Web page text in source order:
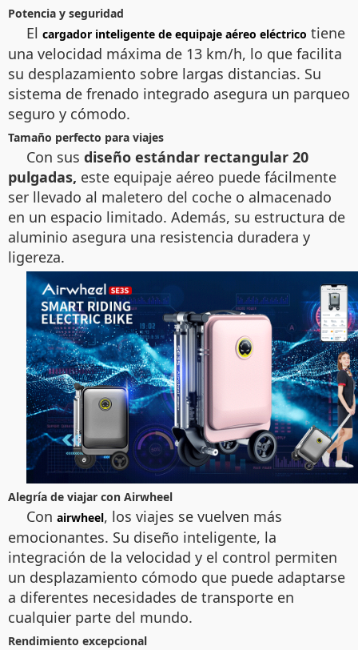
Potencia y seguridad
El cargador inteligente de equipaje aéreo eléctrico tiene
una velocidad máxima de 13 km/h, lo que facilita
su desplazamiento sobre largas distancias. Su
sistema de frenado integrado asegura un parqueo
seguro y cómodo.
Tamaño perfecto para viajes
Con sus diseño estándar rectangular 20
pulgadas, este equipaje aéreo puede fácilmente
ser llevado al maletero del coche o almacenado
en un espacio limitado. Además, su estructura de
aluminio asegura una resistencia duradera y
ligereza.
Alegría de viajar con Airwheel
Con airwheel, los viajes se vuelven más
emocionantes. Su diseño inteligente, la
integración de la velocidad y el control permiten
un desplazamiento cómodo que puede adaptarse
a diferentes necesidades de transporte en
cualquier parte del mundo.
Rendimiento excepcional